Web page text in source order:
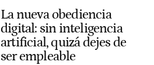
La nueva obediencia
digital: sin inteligencia
artificial, quizá dejes de
ser empleable